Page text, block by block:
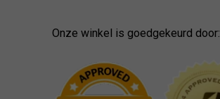
Onze winkel is goedgekeurd door: